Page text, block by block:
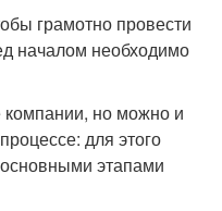
грамотно провести
началом необходимо
но можно и
для этого
этапами